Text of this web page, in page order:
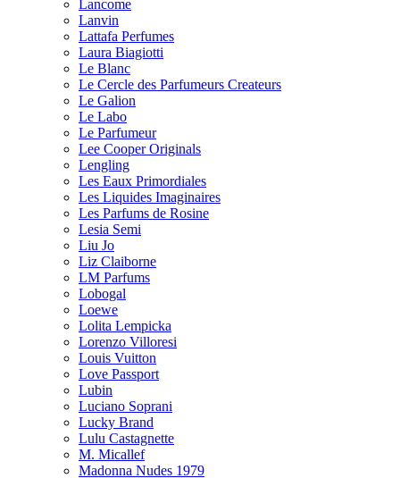
Lancome
Lanvin
Lattafa Perfumes
Laura Biagiotti
Le Blanc
Le Cercle des Parfumeurs Createurs
Le Galion
Le Labo
Le Parfumeur
Lee Cooper Originals
Lengling
Les Eaux Primordiales
Les Liquides Imaginaires
Les Parfums de Rosine
Lesia Semi
Liu Jo
Liz Claiborne
LM Parfums
Lobogal
Loewe
Lolita Lempicka
Lorenzo Villoresi
Louis Vuitton
Love Passport
Lubin
Luciano Soprani
Lucky Brand
Lulu Castagnette
M. Micallef
Madonna Nudes 1979